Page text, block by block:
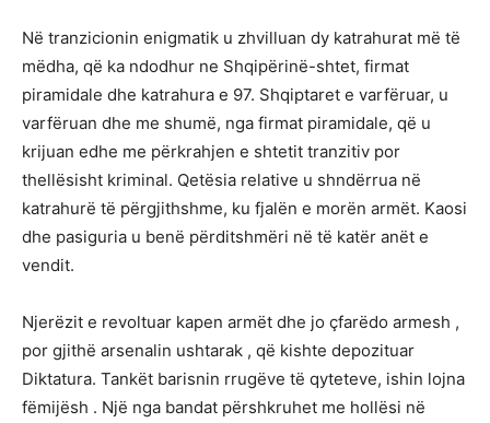
Në tranzicionin enigmatik u zhvilluan dy katrahurat më të
mëdha, që ka ndodhur ne Shqipërinë-shtet, firmat
piramidale dhe katrahura e 97. Shqiptaret e varfëruar, u
varfëruan dhe me shumë, nga firmat piramidale, që u
krijuan edhe me përkrahjen e shtetit tranzitiv por
thellësisht kriminal. Qetësia relative u shndërrua në
katrahurë të përgjithshme, ku fjalën e morën armët. Kaosi
dhe pasiguria u benë përditshmëri në të katër anët e
vendit.
Njerëzit e revoltuar kapen armët dhe jo çfarëdo armesh ,
por gjithë arsenalin ushtarak , që kishte depozituar
Diktatura. Tankët barisnin rrugëve të qyteteve, ishin lojna
fëmijësh . Një nga bandat përshkruhet me hollësi në